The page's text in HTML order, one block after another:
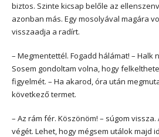
biztos. Szinte kicsap belőle az
azonban más. Egy mosolyával magára
visszaadja a radírt.
– Megmentettél. Fogadd hálámat! – Halk
Sosem gondoltam volna, hogy
figyelmét. – Ha akarod, óra után
következő termet.
– Az rám fér. Köszönöm! – súgom
végét. Lehet, hogy mégsem utálok majd